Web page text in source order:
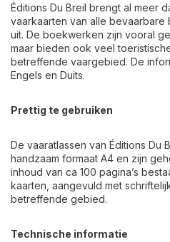
Éditions Du Breil brengt al meer
vaarkaarten van alle bevaarbare
uit. De boekwerken zijn vooral
maar bieden ook veel
betreffende vaargebied. De
Engels en Duits.
Prettig te gebruiken
De vaaratlassen van Éditions Du
handzaam formaat A4 en zijn
inhoud van ca 100 pagina’s
kaarten, aangevuld met
betreffende gebied.
Technische informatie